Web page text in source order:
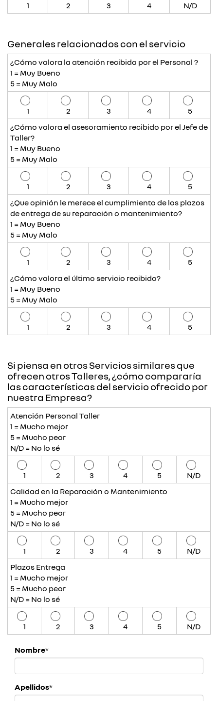
1 2 3 4 N/D
Generales relacionados con el servicio
¿Cómo valora la atención recibida por el Personal ?
1 = Muy Bueno
5 = Muy Malo
1 2 3 4
5
¿Cómo valora el asesoramiento recibido por el Jefe de
Taller?
1 = Muy Bueno
5 = Muy Malo
1 2 3 4
5
¿Que opinión le merece el cumplimiento de los plazos
de entrega de su reparación o mantenimiento?
1 = Muy Bueno
5 = Muy Malo
1 2 3 4
5
¿Cómo valora el último servicio recibido?
1 = Muy Bueno
5 = Muy Malo
1 2 3 4 5
Si piensa en otros Servicios similares que
ofrecen otros Talleres, ¿cómo compararía
las características del servicio ofrecido por
nuestra Empresa?
Atención Personal Taller
1 = Mucho mejor
5 = Mucho peor
N/D = No lo sé
1 2 3 4 5
N/D
Calidad en la Reparación o Mantenimiento
1 = Mucho mejor
5 = Mucho peor
N/D = No lo sé
1 2 3 4 5
N/D
Plazos Entrega
1 = Mucho mejor
5 = Mucho peor
N/D = No lo sé
1 2 3 4 5 N/D
Nombre*
Apellidos*